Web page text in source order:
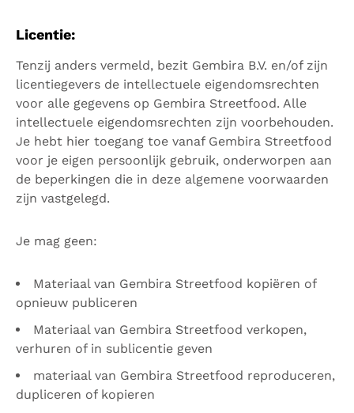
Licentie:
Tenzij anders vermeld, bezit Gembira B.V. en/of zijn
licentiegevers de intellectuele eigendomsrechten
voor alle gegevens op Gembira Streetfood. Alle
intellectuele eigendomsrechten zijn voorbehouden.
Je hebt hier toegang toe vanaf Gembira Streetfood
voor je eigen persoonlijk gebruik, onderworpen aan
de beperkingen die in deze algemene voorwaarden
zijn vastgelegd.
Je mag geen:
Materiaal van Gembira Streetfood kopiëren of
opnieuw publiceren
Materiaal van Gembira Streetfood verkopen,
verhuren of in sublicentie geven
materiaal van Gembira Streetfood reproduceren,
dupliceren of kopieren